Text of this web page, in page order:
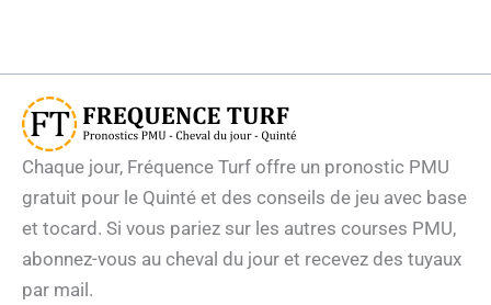
Chaque jour, Fréquence Turf offre un pronostic PMU
gratuit pour le Quinté et des conseils de jeu avec base
et tocard. Si vous pariez sur les autres courses PMU,
abonnez-vous au cheval du jour et recevez des tuyaux
par mail.